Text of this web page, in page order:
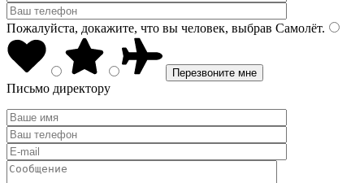
Пожалуйста, докажите, что вы человек, выбрав Самолёт.
Письмо директору